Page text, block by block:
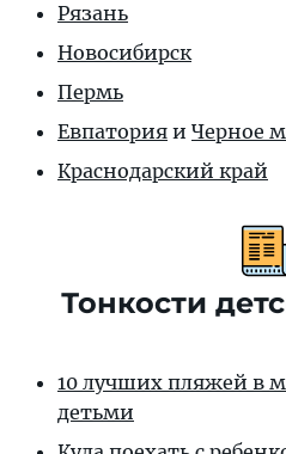
Рязань
Новосибирск
Пермь
Евпатория и Черное
Краснодарский край
Тонкости
10 лучших пляжей в
детьми